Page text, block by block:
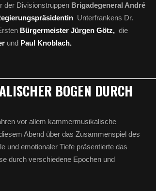
der Divisionstruppen Brigadegeneral André
Unterfrankens Dr.
Bürgermeister Jürgen Götz, die
und Paul Knoblach.
BOGEN DURCH
vor allem kammermusikalische
Abend über das Zusammenspiel des
und emotionaler Tiefe präsentierte das
durch verschiedene Epochen und